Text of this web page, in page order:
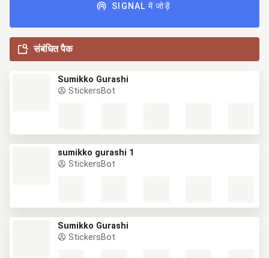
SIGNAL में जोड़ें
संबंधित पैक
Sumikko Gurashi
StickersBot
sumikko gurashi 1
StickersBot
Sumikko Gurashi
StickersBot